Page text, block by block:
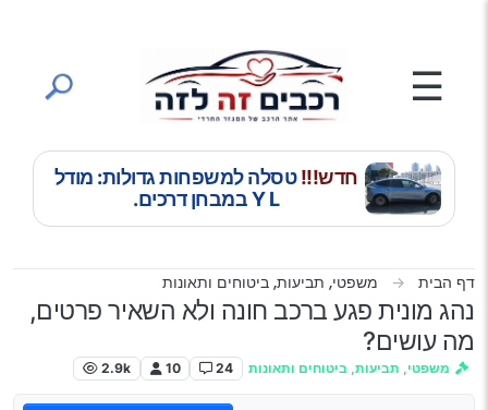
☰
חדש!!!טסלה למשפחות גדולות: מודל
Y L במבחן דרכים.
דף הבית משפטי, תביעות, ביטוחים ותאונות
נהג מונית פגע ברכב חונה ולא השאיר פרטים,
מה עושים?
משפטי, תביעות, ביטוחים ותאונות 24
10
2.9k